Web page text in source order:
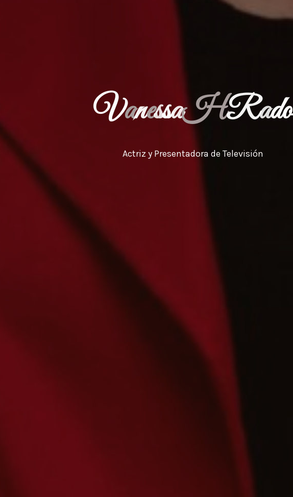
VanessaHRado
Actriz y Presentadora de Televisión